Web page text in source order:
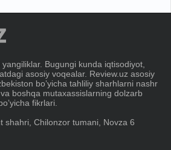
yangiliklar. Bugungi kunda iqtisodiyot,
asosiy voqealar. Review.uz asosiy
boʼyicha tahliliy sharhlarni nashr
boshqa mutaxassislarning dolzarb
fikrlari.
shahri, Chilonzor tumani, Novza 6